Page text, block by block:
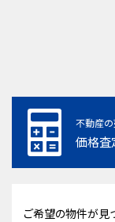
不動産
価格査
ご希望の物件が見